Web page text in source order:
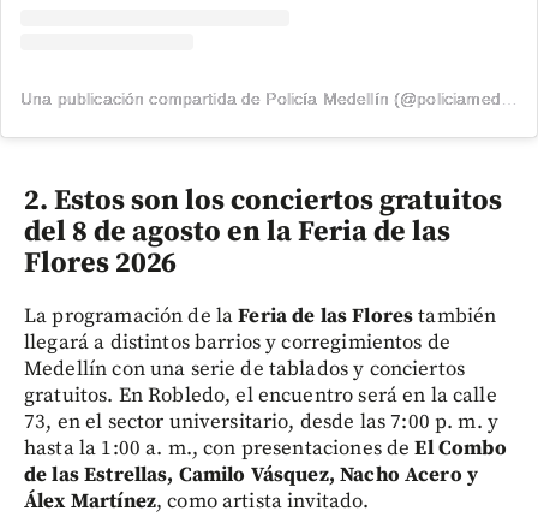
2. Estos son los conciertos gratuitos
del 8 de agosto en la Feria de las
Flores 2026
La programación de laFeria de las Florestambién
llegará a distintos barrios y corregimientos de
Medellín con una serie de tablados y conciertos
gratuitos. En Robledo, el encuentro será en la calle
73, en el sector universitario, desde las 7:00 p. m. y
hasta la 1:00 a. m., con presentaciones deEl Combo
de las Estrellas, Camilo Vásquez, Nacho Acero y
Álex Martínez, como artista invitado.